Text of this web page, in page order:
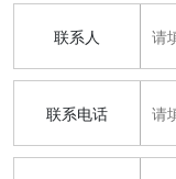
联系人
联系电话